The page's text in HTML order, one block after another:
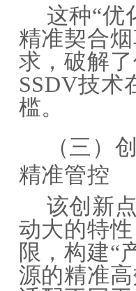
这种“优
精准契合
求，破解
SSDV技术
槛。
（三）
精准管控
该创新
动大的特
限，构建“
源的精准